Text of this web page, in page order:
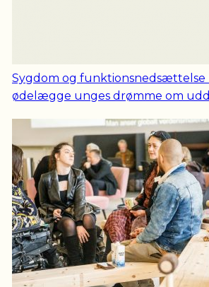
Sygdom og funktionsnedsættelse
ødelægge unges drømme om